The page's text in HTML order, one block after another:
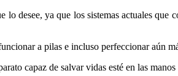
desee, ya que los sistemas actuales que
a pilas e incluso perfeccionar aún
capaz de salvar vidas esté en las